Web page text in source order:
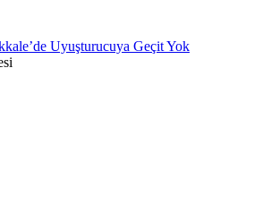
Uyuşturucuya Geçit Yok